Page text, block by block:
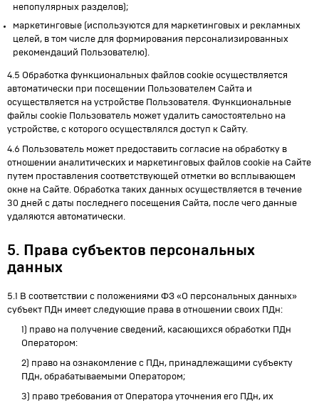
непопулярных разделов);
маркетинговые (используются для маркетинговых и рекламных
целей, в том числе для формирования персонализированных
рекомендаций Пользователю).
4.5 Обработка функциональных файлов cookie осуществляется
автоматически при посещении Пользователем Сайта и
осуществляется на устройстве Пользователя. Функциональные
файлы cookie Пользователь может удалить самостоятельно на
устройстве, с которого осуществлялся доступ к Сайту.
4.6 Пользователь может предоставить согласие на обработку в
отношении аналитических и маркетинговых файлов cookie на Сайте
путем проставления соответствующей отметки во всплывающем
окне на Сайте. Обработка таких данных осуществляется в течение
30 дней с даты последнего посещения Сайта, после чего данные
удаляются автоматически.
5. Права субъектов персональных
данных
5.1 В соответствии с положениями ФЗ «О персональных данных»
субъект ПДн имеет следующие права в отношении своих ПДн:
1) право на получение сведений, касающихся обработки ПДн
Оператором:
2) право на ознакомление с ПДн, принадлежащими субъекту
ПДн, обрабатываемыми Оператором;
3) право требования от Оператора уточнения его ПДн, их